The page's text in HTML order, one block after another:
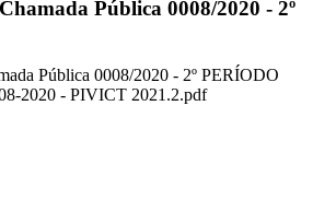
Pública 0008/2020 - 2º
Pública 0008/2020 - 2º PERÍODO
2020 - PIVICT 2021.2.pdf